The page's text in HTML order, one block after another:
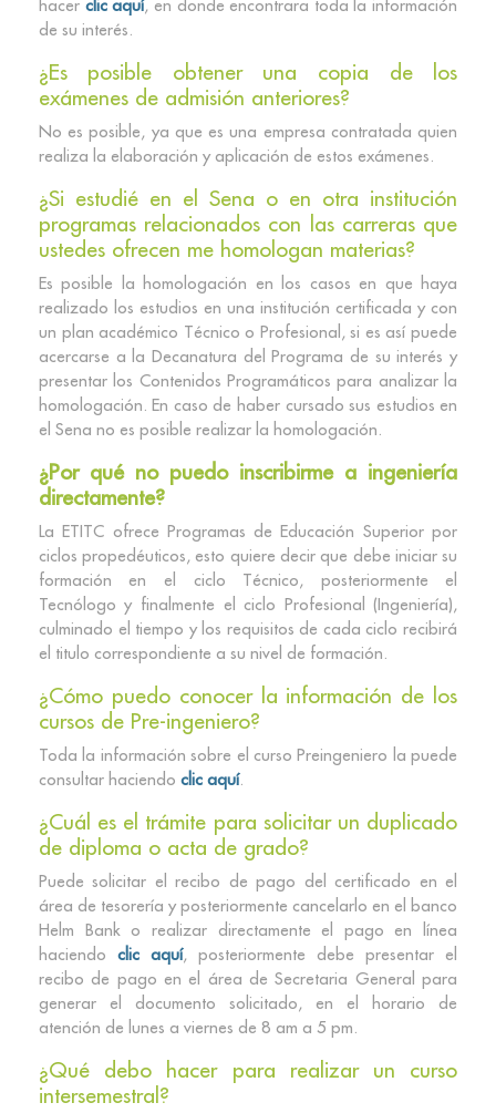
hacer clic aquí, en donde encontrara toda la información
de su interés.
¿Es posible obtener una copia de los
exámenes de admisión anteriores?
No es posible, ya que es una empresa contratada quien
realiza la elaboración y aplicación de estos exámenes.
¿Si estudié en el Sena o en otra institución
programas relacionados con las carreras que
ustedes ofrecen me homologan materias?
Es posible la homologación en los casos en que haya
realizado los estudios en una institución certificada y con
un plan académico Técnico o Profesional, si es así puede
acercarse a la Decanatura del Programa de su interés y
presentar los Contenidos Programáticos para analizar la
homologación. En caso de haber cursado sus estudios en
el Sena no es posible realizar la homologación.
¿Por qué no puedo inscribirme a ingeniería
directamente?
La ETITC ofrece Programas de Educación Superior por
ciclos propedéuticos, esto quiere decir que debe iniciar su
formación en el ciclo Técnico, posteriormente el
Tecnólogo y finalmente el ciclo Profesional (Ingeniería),
culminado el tiempo y los requisitos de cada ciclo recibirá
el titulo correspondiente a su nivel de formación.
¿Cómo puedo conocer la información de los
cursos de Pre-ingeniero?
Toda la información sobre el curso Preingeniero la puede
consultar haciendo clic aquí.
¿Cuál es el trámite para solicitar un duplicado
de diploma o acta de grado?
Puede solicitar el recibo de pago del certificado en el
área de tesorería y posteriormente cancelarlo en el banco
Helm Bank o realizar directamente el pago en línea
haciendo clic aquí, posteriormente debe presentar el
recibo de pago en el área de Secretaria General para
generar el documento solicitado, en el horario de
atención de lunes a viernes de 8 am a 5 pm.
¿Qué debo hacer para realizar un curso
intersemestral?